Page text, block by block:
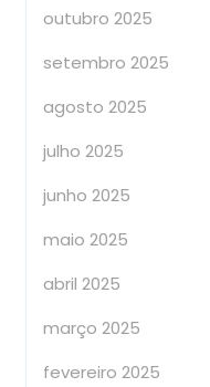
outubro 2025
setembro 2025
agosto 2025
julho 2025
junho 2025
maio 2025
abril 2025
março 2025
fevereiro 2025